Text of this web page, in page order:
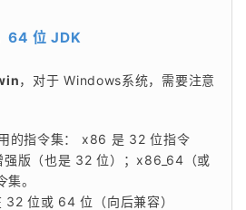
64 位 JDK
，对于 Windows系统，需要注意
的指令集： x86 是 32 位指令
版（也是 32 位）；x86_64（或
。
位或 64 位（向后兼容）